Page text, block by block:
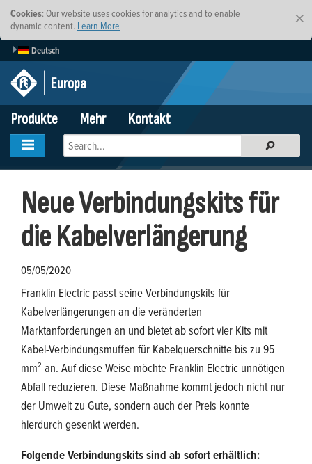
×
Cookies: Our website uses cookies for analytics and to enable
dynamic content. Learn More
Deutsch
Europa
Produkte
Mehr Kontakt
Neue Verbindungskits für
die Kabelverlängerung
05/05/2020
Franklin Electric passt seine Verbindungskits für
Kabelverlängerungen an die veränderten
Marktanforderungen an und bietet ab sofort vier Kits mit
Kabel-Verbindungsmuffen für Kabelquerschnitte bis zu 95
mm² an. Auf diese Weise möchte Franklin Electric unnötigen
Abfall reduzieren. Diese Maßnahme kommt jedoch nicht nur
der Umwelt zu Gute, sondern auch der Preis konnte
hierdurch gesenkt werden.
Folgende Verbindungskits sind ab sofort erhältlich: